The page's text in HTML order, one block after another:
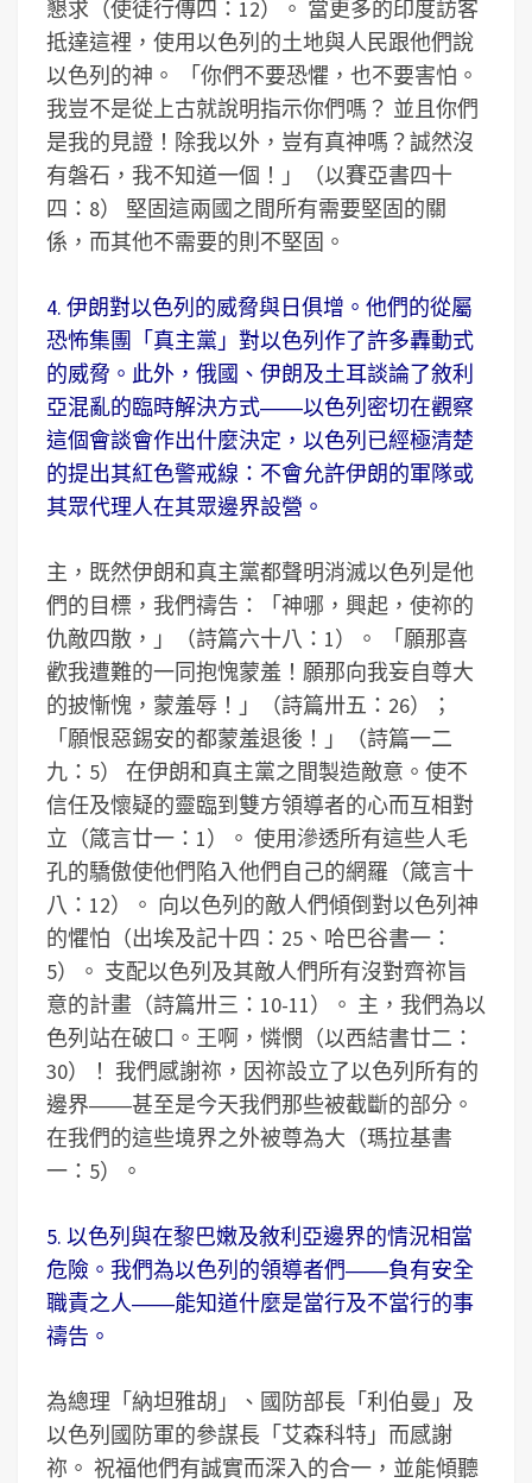
懇求（使徒行傳四：12）。 當更多的印度訪客
抵達這裡，使用以色列的土地與人民跟他們說
以色列的神。 「你們不要恐懼，也不要害怕。
我豈不是從上古就說明指示你們嗎？ 並且你們
是我的見證！除我以外，豈有真神嗎？誠然沒
有磐石，我不知道一個！」（以賽亞書四十
四：8） 堅固這兩國之間所有需要堅固的關
係，而其他不需要的則不堅固。
4. 伊朗對以色列的威脅與日俱增。他們的從屬
恐怖集團「真主黨」對以色列作了許多轟動式
的威脅。此外，俄國、伊朗及土耳談論了敘利
亞混亂的臨時解決方式――以色列密切在觀察
這個會談會作出什麼決定，以色列已經極清楚
的提出其紅色警戒線：不會允許伊朗的軍隊或
其眾代理人在其眾邊界設營。
主，既然伊朗和真主黨都聲明消滅以色列是他
們的目標，我們禱告：「神哪，興起，使祢的
仇敵四散，」（詩篇六十八：1）。 「願那喜
歡我遭難的一同抱愧蒙羞！願那向我妄自尊大
的披慚愧，蒙羞辱！」（詩篇卅五：26）；
「願恨惡錫安的都蒙羞退後！」（詩篇一二
九：5） 在伊朗和真主黨之間製造敵意。使不
信任及懷疑的靈臨到雙方領導者的心而互相對
立（箴言廿一：1）。 使用滲透所有這些人毛
孔的驕傲使他們陷入他們自己的網羅（箴言十
八：12）。 向以色列的敵人們傾倒對以色列神
的懼怕（出埃及記十四：25、哈巴谷書一：
5）。 支配以色列及其敵人們所有沒對齊祢旨
意的計畫（詩篇卅三：10-11）。 主，我們為以
色列站在破口。王啊，憐憫（以西結書廿二：
30）！ 我們感謝祢，因祢設立了以色列所有的
邊界――甚至是今天我們那些被截斷的部分。
在我們的這些境界之外被尊為大（瑪拉基書
一：5）。
5. 以色列與在黎巴嫩及敘利亞邊界的情況相當
危險。我們為以色列的領導者們――負有安全
職責之人――能知道什麼是當行及不當行的事
禱告。
為總理「納坦雅胡」、國防部長「利伯曼」及
以色列國防軍的參謀長「艾森科特」而感謝
祢。 祝福他們有誠實而深入的合一，並能傾聽